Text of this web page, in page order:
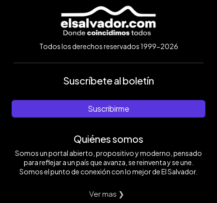
Todos los derechos reservados 1999-2026
Suscríbete al boletín
Suscribirme
Quiénes somos
Somos un portal abierto, propositivo y moderno, pensado
para reflejar a un país que avanza, se reinventa y se une.
Somos el punto de conexión con lo mejor de El Salvador.
Ver mas ❯